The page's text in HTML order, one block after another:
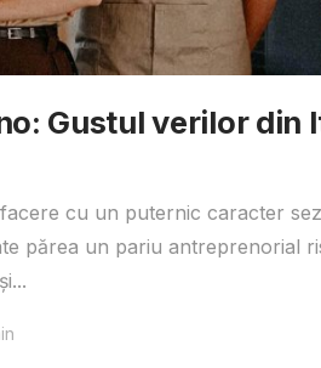
Gustul verilor din
cu un puternic caracter
părea un pariu antreprenorial